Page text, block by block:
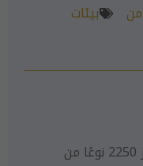
بيئات
تضم 856 جنسًا نباتيًا، وتتجاوز 2250 نوعًا من